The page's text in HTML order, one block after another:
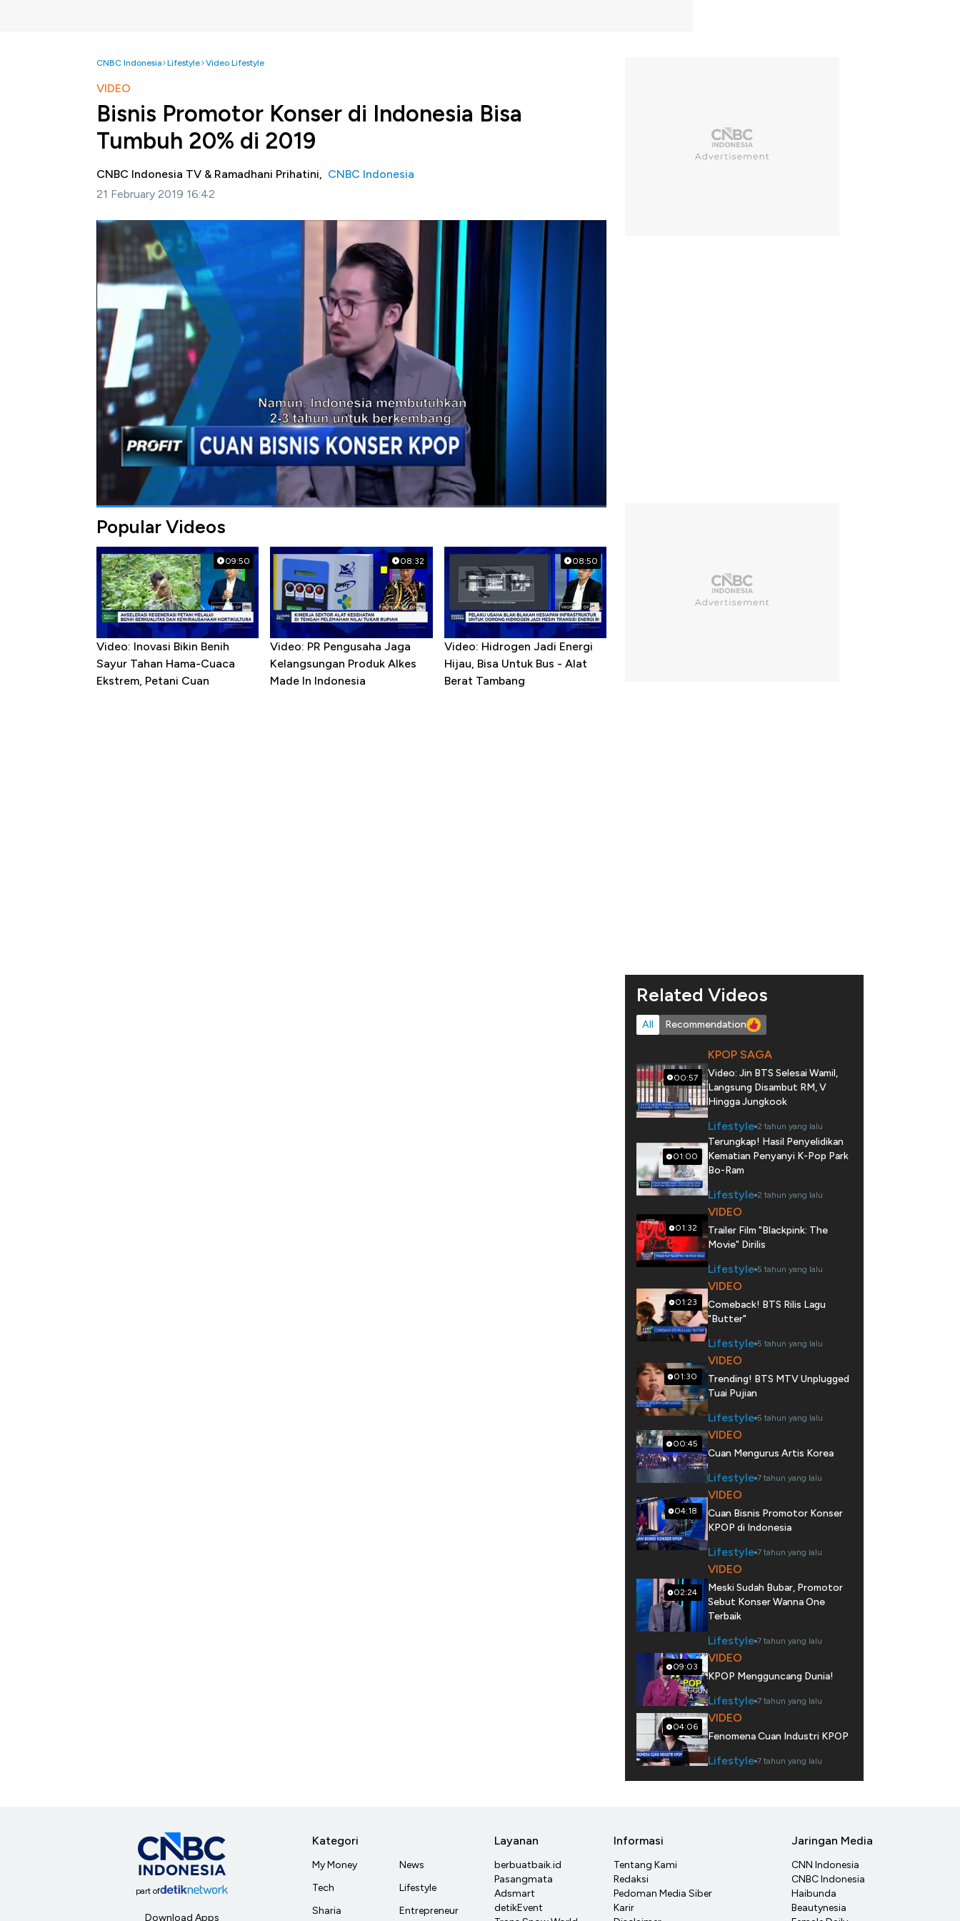
CNBC Indonesia Lifestyle Video Lifestyle
VIDEO
Bisnis Promotor Konser di Indonesia Bisa
Tumbuh 20% di 2019
CNBC Indonesia TV & Ramadhani Prihatini, CNBC Indonesia
21 February 2019 16:42
Jakarta, CNBC Indonesia-
Industri KPOP di Tanah Air bertumbuh dengan cepat. Bahkan Indonesia
dinilai memiliki potensi yang besar untuk menggantikan Singapura sebagai destinasi utama dalam
menggelar konser KPOP.
General Manager IMe Indonesia selaku promotor sejumlah konser KPOP di Indonesia menyebut
bisnis di bidang konser KPOP ini masih bisa tumbuh 20% tahun ini. Saksikan wawancara lengkapnya
Aline Wiratmaja bersama dengan General Manager IMe Indonesia, Terry Qu, di Profit, CNBC
Indonesia, (Senin, 18/02/2019).
Bagikan:
#kpop #ime indonesia #konser #showbiz #bisnis hiburan
Popular Videos
09:50
Video: Inovasi Bikin Benih
Sayur Tahan Hama-Cuaca
Ekstrem, Petani Cuan
08:32
Video: PR Pengusaha Jaga
Kelangsungan Produk Alkes
Made In Indonesia
08:50
Video: Hidrogen Jadi Energi
Hijau, Bisa Untuk Bus - Alat
Berat Tambang
Related Videos
All Recommendation
00:57
KPOP SAGA
Video: Jin BTS Selesai Wamil,
Langsung Disambut RM, V
Hingga Jungkook
Lifestyle 2 tahun yang lalu
01:00
Terungkap! Hasil Penyelidikan
Kematian Penyanyi K-Pop Park
Bo-Ram
Lifestyle 2 tahun yang lalu
01:32
VIDEO
Trailer Film "Blackpink: The
Movie" Dirilis
Lifestyle 5 tahun yang lalu
01:23
VIDEO
Comeback! BTS Rilis Lagu
"Butter"
Lifestyle 5 tahun yang lalu
01:30
VIDEO
Trending! BTS MTV Unplugged
Tuai Pujian
Lifestyle 5 tahun yang lalu
00:45
VIDEO
Cuan Mengurus Artis Korea
Lifestyle 7 tahun yang lalu
04:18
VIDEO
Cuan Bisnis Promotor Konser
KPOP di Indonesia
Lifestyle 7 tahun yang lalu
02:24
VIDEO
Meski Sudah Bubar, Promotor
Sebut Konser Wanna One
Terbaik
Lifestyle 7 tahun yang lalu
09:03
VIDEO
KPOP Mengguncang Dunia!
Lifestyle 7 tahun yang lalu
04:06
VIDEO
Fenomena Cuan Industri KPOP
Lifestyle 7 tahun yang lalu
part of
Download Apps
Kategori
My Money
Tech
Sharia
News
Lifestyle
Entrepreneur
Layanan
berbuatbaik.id
Pasangmata
Adsmart
detikEvent
Informasi
Tentang Kami
Redaksi
Pedoman Media Siber
Karir
Jaringan Media
CNN Indonesia
CNBC Indonesia
Haibunda
Beautynesia